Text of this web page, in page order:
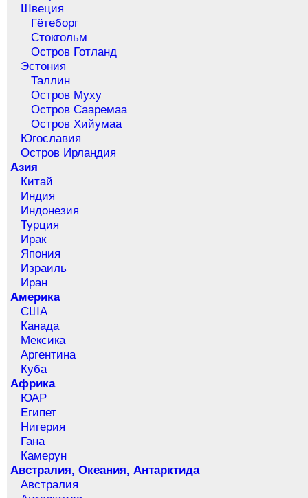
Швеция
Гётеборг
Стокгольм
Остров Готланд
Эстония
Таллин
Остров Муху
Остров Сааремаа
Остров Хийумаа
Югославия
Остров Ирландия
Азия
Китай
Индия
Индонезия
Турция
Ирак
Япония
Израиль
Иран
Америка
США
Канада
Мексика
Аргентина
Куба
Африка
ЮАР
Египет
Нигерия
Гана
Камерун
Австралия, Океания, Антарктида
Австралия